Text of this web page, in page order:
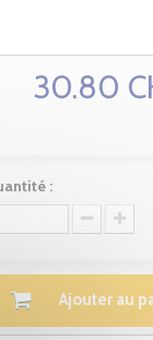
30.80
:
Ajouter au